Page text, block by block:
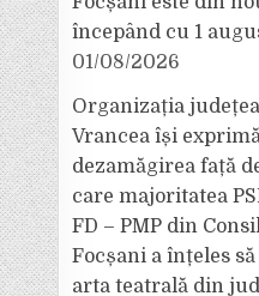
începând cu 1
01/08/2026
Organizația
Vrancea își
dezamăgirea față
care majoritatea
FD – PMP din
Focșani a înțeles
arta teatrală din